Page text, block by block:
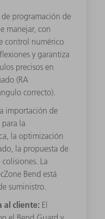
programación de
manejar, con
control numérico
y garantiza
precisos en
(RA
correcto).
importación de
la
la optimización
la propuesta de
La
Bend está
suministro.
al cliente: El